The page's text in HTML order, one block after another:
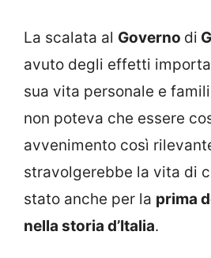
La scalata al Governo di
avuto degli effetti
sua vita personale e
non poteva che essere
avvenimento così
stravolgerebbe la vita di
stato anche per la prima
nella storia d’Italia.